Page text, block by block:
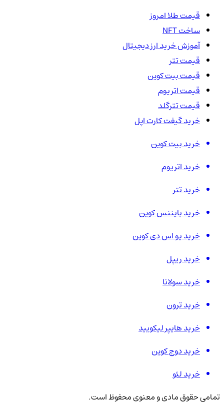
قیمت طلا امروز
ساخت NFT
آموزش خرید ارز دیجیتال
قیمت تتر
قیمت بیت کوین
قیمت اتریوم
قیمت تترگلد
خرید گیفت کارت اپل
خرید بیت کوین
خرید اتریوم
خرید تتر
خرید بایننس کوین
خرید یو اس دی کوین
خرید ریپل
خرید سولانا
خرید ترون
خرید هایپر لیکویید
خرید دوج کوین
خرید لئو
تمامی حقوق مادی و معنوی محفوظ است.